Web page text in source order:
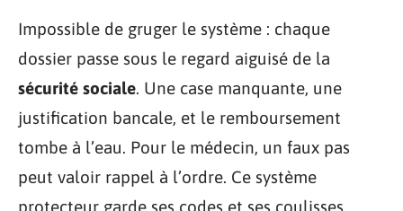
Impossible de gruger le système : chaque
dossier passe sous le regard aiguisé de la
sécurité sociale. Une case manquante, une
justification bancale, et le remboursement
tombe à l’eau. Pour le médecin, un faux pas
peut valoir rappel à l’ordre. Ce système
protecteur garde ses codes et ses coulisses,